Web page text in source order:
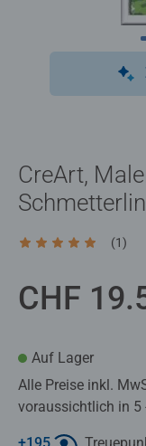
CreArt,
Durchschnittliche
(1)
CHF
Auf Lager
Alle Preise inkl.
voraussichtlich in 5
+195